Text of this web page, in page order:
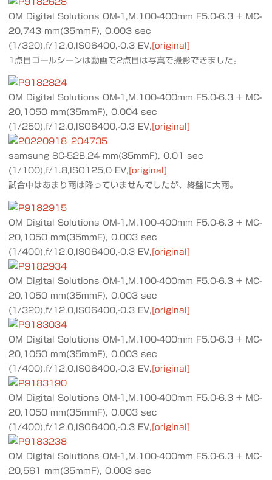
OM Digital Solutions OM-1,M.100-400mm F5.0-6.3 + MC-
20,743 mm(35mmF), 0.003 sec
(1/320),f/12.0,ISO6400,-0.3 EV,[original]
1点目ゴールシーンは動画で2点目は写真で撮影できました。
OM Digital Solutions OM-1,M.100-400mm F5.0-6.3 + MC-
20,1050 mm(35mmF), 0.004 sec
(1/250),f/12.0,ISO6400,-0.3 EV, [original]
samsung SC-52B,24 mm(35mmF), 0.01 sec
(1/100),f/1.8,ISO125,0 EV, [original]
試合中はあまり雨は降っていませんでしたが、終盤に大雨。
OM Digital Solutions OM-1,M.100-400mm F5.0-6.3 + MC-
20,1050 mm(35mmF), 0.003 sec
(1/400),f/12.0,ISO6400,-0.3 EV,[original]
OM Digital Solutions OM-1,M.100-400mm F5.0-6.3 + MC-
20,1050 mm(35mmF), 0.003 sec
(1/320),f/12.0,ISO6400,-0.3 EV,[original]
OM Digital Solutions OM-1,M.100-400mm F5.0-6.3 + MC-
20,1050 mm(35mmF), 0.003 sec
(1/400),f/12.0,ISO6400,-0.3 EV,[original]
OM Digital Solutions OM-1,M.100-400mm F5.0-6.3 + MC-
20,1050 mm(35mmF), 0.003 sec
(1/400),f/12.0,ISO6400,-0.3 EV,[original]
OM Digital Solutions OM-1,M.100-400mm F5.0-6.3 + MC-
20,561 mm(35mmF), 0.003 sec